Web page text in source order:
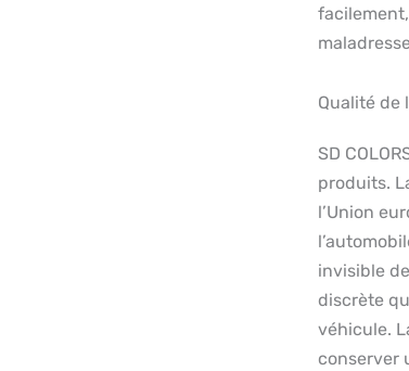
Qualité de
SD
produits.
l’Union
invisible
discrète
véhicule.
conserver